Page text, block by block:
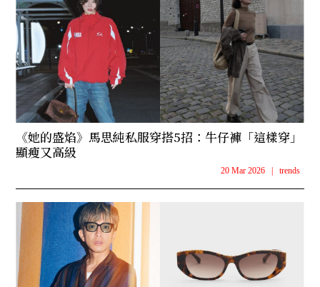
《她的盛焰》馬思純私服穿搭5招：牛仔褲「這樣穿」
顯瘦又高級
20 Mar 2026 | trends